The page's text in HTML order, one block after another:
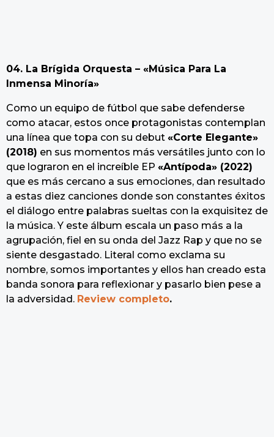
04. La Brígida Orquesta – «Música Para La
Inmensa Minoría»
Como un equipo de fútbol que sabe defenderse
como atacar, estos once protagonistas contemplan
una línea que topa con su debut «Corte Elegante»
(2018) en sus momentos más versátiles junto con lo
que lograron en el increíble EP «Antípoda» (2022)
que es más cercano a sus emociones, dan resultado
a estas diez canciones donde son constantes éxitos
el diálogo entre palabras sueltas con la exquisitez de
la música. Y este álbum escala un paso más a la
agrupación, fiel en su onda del Jazz Rap y que no se
siente desgastado. Literal como exclama su
nombre, somos importantes y ellos han creado esta
banda sonora para reflexionar y pasarlo bien pese a
la adversidad. Review completo.